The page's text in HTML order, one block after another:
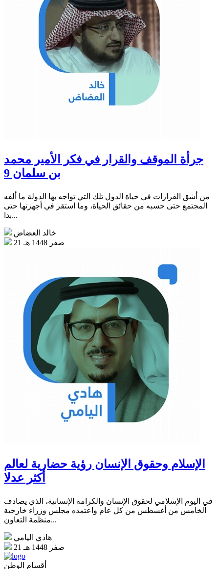
جرأة الموقف والقرار في فكر الأمير محمد
بن سلمان 9
من أشق القرارات في حياة الدول تلك التي تواجه بها الدولة ما ألفه
المجتمع حتى حسبه من حقائق الحياة، وما استقر في أجهزتها حتى
بدا...
خالد العضاض
21 صفر 1448 هـ
الإسلام وحقوق الإنسان رؤية حضارية لعالم
أكثر عدلا
في اليوم الإسلامي لحقوق الإنسان والكرامة الإنسانية، الذي يصادف
الخامس من أغسطس من كل عام واعتمده مجلس وزراء خارجية
منظمة التعاون...
هادي اليامي
21 صفر 1448 هـ
أقسام الوطن